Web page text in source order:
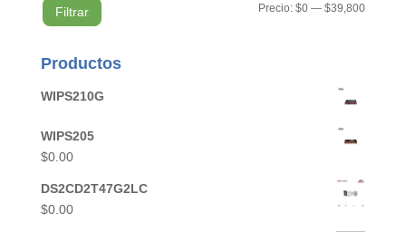
Precio
Precio
Filtrar Precio:$0 —$39,800
Productos
WIPS210G
WIPS205
$0.00
DS2CD2T47G2LC
$0.00